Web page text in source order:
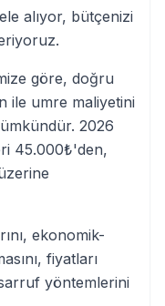
alıyor, bütçenizi
göre, doğru
ile umre maliyetini
2026
45.000₺'den,
ekonomik-
fiyatları
yöntemlerini